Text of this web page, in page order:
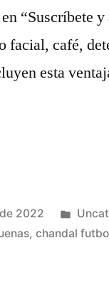
“Suscríbete
facial, café,
esta
2022
en
,chandal